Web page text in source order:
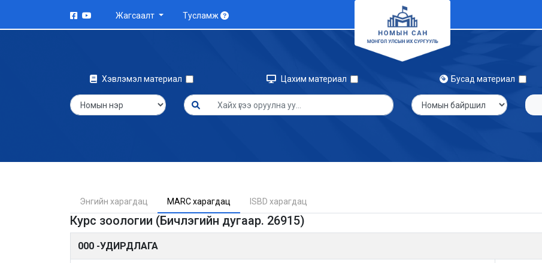
Жагсаалт Тусламж
Хэвлэмэл материал Цахим материал Бусад материал
Энгийн харагдац MARC харагдац ISBD харагдац
Курс зоологии (Бичлэгийн дугаар. 26915)
000 -УДИРДЛАГА